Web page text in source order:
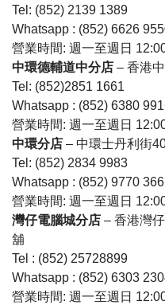
Tel: (852) 2139 1389
Whatsapp : (852) 6626
營業時間: 週一至週日
中環德輔道中分店 – 香港
Tel: (852)2851 1661
Whatsapp : (852) 6380
營業時間: 週一至週日
中環分店 – 中環士丹利街
Tel: (852) 2834 9983
Whatsapp : (852) 9770
營業時間: 週一至週日
灣仔電腦城分店 – 香港灣
舖
Tel : (852) 25728899
Whatsapp : (852) 6303
營業時間: 週一至週日